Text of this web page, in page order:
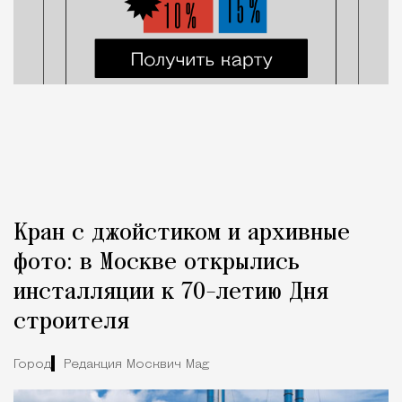
Кран с джойстиком и архивные
фото: в Москве открылись
инсталляции к 70-летию Дня
строителя
Город Редакция Москвич Mag